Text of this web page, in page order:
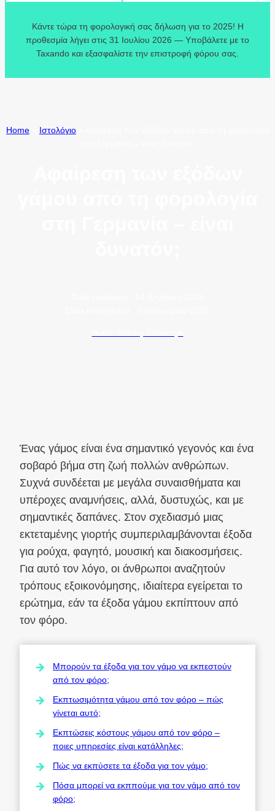
Κάντε τώρα τη φορολογική σας δήλωση για το 2025! Η
προθεσμία λήγει στις 31 Ιουλίου 2026 — Υποβάλετε με το
Taxando και εξασφαλίστε την επιστροφή φόρου σας.
Home Ιστολόγιο
Ένας γάμος είναι ένα σημαντικό γεγονός και ένα
σοβαρό βήμα στη ζωή πολλών ανθρώπων.
Συχνά συνδέεται με μεγάλα συναισθήματα και
υπέροχες αναμνήσεις, αλλά, δυστυχώς, και με
σημαντικές δαπάνες. Στον σχεδιασμό μιας
εκτεταμένης γιορτής συμπεριλαμβάνονται έξοδα
για ρούχα, φαγητό, μουσική και διακοσμήσεις.
Για αυτό τον λόγο, οι άνθρωποι αναζητούν
τρόπους εξοικονόμησης, ιδιαίτερα εγείρεται το
ερώτημα, εάν τα έξοδα γάμου εκπίπτουν από
τον φόρο.
Μπορούν τα έξοδα για τον γάμο να εκπεστούν
από τον φόρο;
Εκπτωσιμότητα γάμου από τον φόρο – πώς
γίνεται αυτό;
Εκπτώσεις κόστους γάμου από τον φόρο –
ποιες υπηρεσίες είναι κατάλληλες;
Πώς να εκπύσετε τα έξοδα για τον γάμο;
Πόσα μπορεί να εκππούμε για τον γάμο από τον
φόρο;